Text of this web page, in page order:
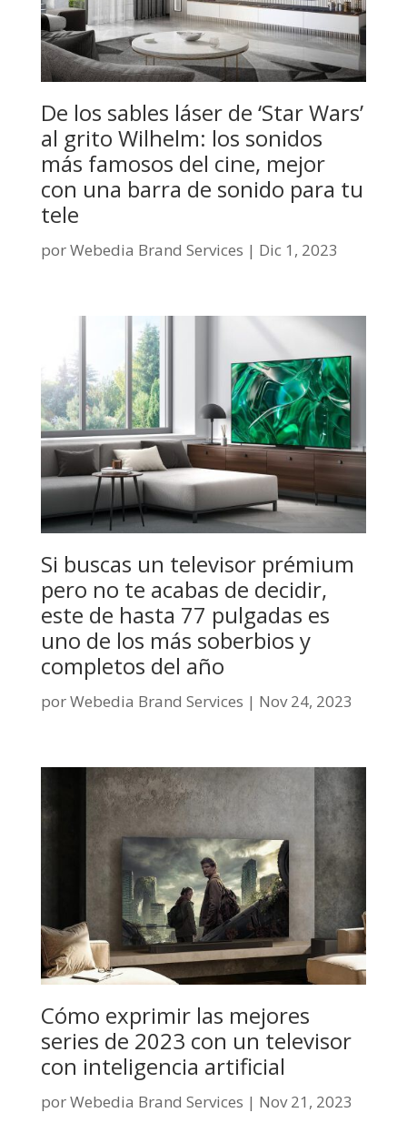
De los sables láser de ‘Star Wars’
al grito Wilhelm: los sonidos
más famosos del cine, mejor
con una barra de sonido para tu
tele
porWebedia Brand Services | Dic 1, 2023
Si buscas un televisor prémium
pero no te acabas de decidir,
este de hasta 77 pulgadas es
uno de los más soberbios y
completos del año
porWebedia Brand Services | Nov 24, 2023
Cómo exprimir las mejores
series de 2023 con un televisor
con inteligencia artificial
porWebedia Brand Services | Nov 21, 2023